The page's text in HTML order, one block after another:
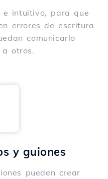
e intuitivo, para que
errores de escritura
comunicarlo
otros.
y guiones
pueden crear